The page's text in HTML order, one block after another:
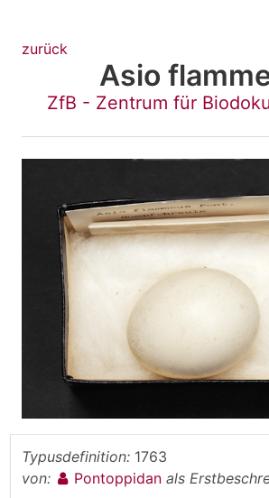
zurück
Asio
ZfB - Zentrum für
Typusdefinition: 1763
von:
Pontoppidan als